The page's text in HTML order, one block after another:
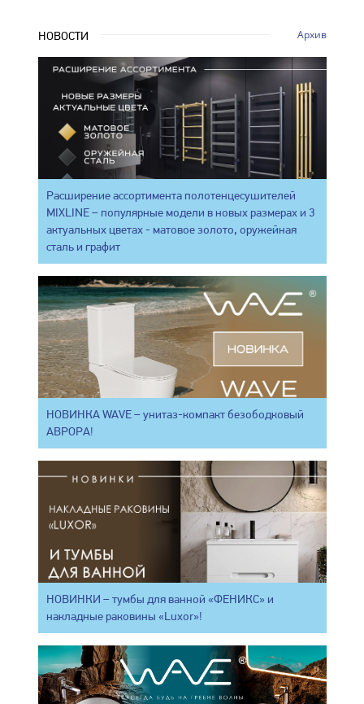
НОВОСТИ Архив
Расширение ассортимента полотенцесушителей
MIXLINE – популярные модели в новых размерах и 3
актуальных цветах - матовое золото, оружейная
сталь и графит
НОВИНКА WAVE – унитаз-компакт безободковый
АВРОРА!
НОВИНКИ – тумбы для ванной «ФЕНИКС» и
накладные раковины «Luxor»!